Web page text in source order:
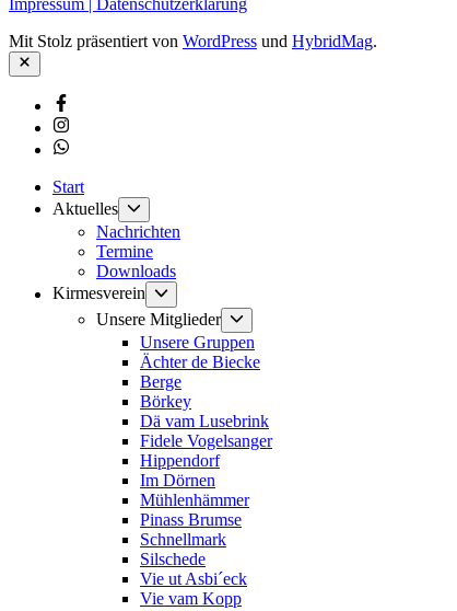
Mit Stolz präsentiert von WordPress und HybridMag.
Schließen
Facebook
Instagram
Whatsapp
Start
Aktuelles
anzeigen
Nachrichten
Termine
Downloads
Kirmesverein
Untermenü
anzeigen
Unsere Mitglieder
anzeigen
Unsere Gruppen
Ächter de Biecke
Berge
Börkey
Dä vam Lusebrink
Fidele Vogelsanger
Hippendorf
Im Dörnen
Mühlenhämmer
Pinass Brumse
Schnellmark
Silschede
Vie ut Asbi´eck
Vie vam Kopp